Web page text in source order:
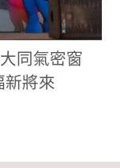
同氣密窗
新將來